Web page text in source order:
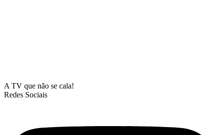
A TV que não se cala!
Redes Sociais